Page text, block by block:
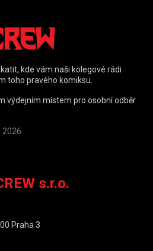
kde vám naši kolegové rádi
toho pravého komiksu.
výdejním místem pro osobní odběr
2026
s.r.o.
Praha 3